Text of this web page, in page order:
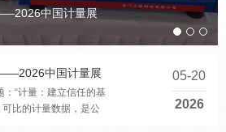
中国计量展
中国计量展
“计量：建立信任的基
比的计量数据，是公
05-20
2026